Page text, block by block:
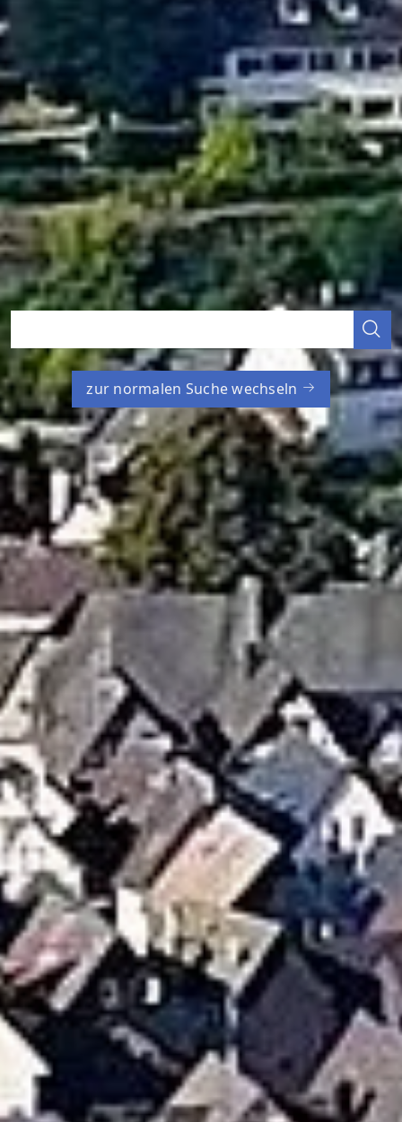
zur normalen Suche wechseln